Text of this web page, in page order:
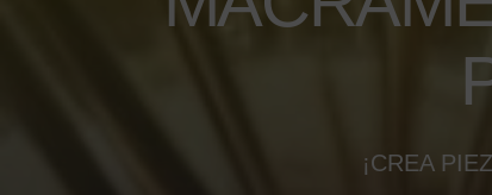
¡CREA